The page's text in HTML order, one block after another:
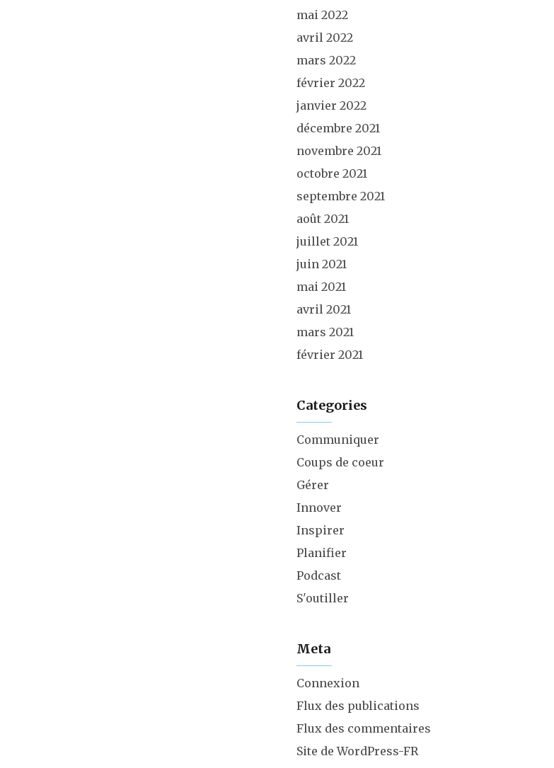
mai 2022
avril 2022
mars 2022
février 2022
janvier 2022
décembre 2021
novembre 2021
octobre 2021
septembre 2021
août 2021
juillet 2021
juin 2021
mai 2021
avril 2021
mars 2021
février 2021
Categories
Communiquer
Coups de coeur
Gérer
Innover
Inspirer
Planifier
Podcast
S'outiller
Meta
Connexion
Flux des publications
Flux des commentaires
Site de WordPress-FR